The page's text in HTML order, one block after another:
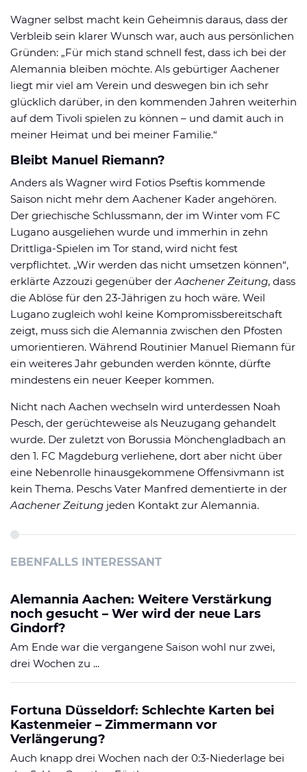
Wagner selbst macht kein Geheimnis daraus, dass der
Verbleib sein klarer Wunsch war, auch aus persönlichen
Gründen: „Für mich stand schnell fest, dass ich bei der
Alemannia bleiben möchte. Als gebürtiger Aachener
liegt mir viel am Verein und deswegen bin ich sehr
glücklich darüber, in den kommenden Jahren weiterhin
auf dem Tivoli spielen zu können – und damit auch in
meiner Heimat und bei meiner Familie.“
Bleibt Manuel Riemann?
Anders als Wagner wird Fotios Pseftis kommende
Saison nicht mehr dem Aachener Kader angehören.
Der griechische Schlussmann, der im Winter vom FC
Lugano ausgeliehen wurde und immerhin in zehn
Drittliga-Spielen im Tor stand, wird nicht fest
verpflichtet. „Wir werden das nicht umsetzen können“,
erklärte Azzouzi gegenüber der Aachener Zeitung, dass
die Ablöse für den 23-Jährigen zu hoch wäre. Weil
Lugano zugleich wohl keine Kompromissbereitschaft
zeigt, muss sich die Alemannia zwischen den Pfosten
umorientieren. Während Routinier Manuel Riemann für
ein weiteres Jahr gebunden werden könnte, dürfte
mindestens ein neuer Keeper kommen.
Nicht nach Aachen wechseln wird unterdessen Noah
Pesch, der gerüchteweise als Neuzugang gehandelt
wurde. Der zuletzt von Borussia Mönchengladbach an
den 1. FC Magdeburg verliehene, dort aber nicht über
eine Nebenrolle hinausgekommene Offensivmann ist
kein Thema. Peschs Vater Manfred dementierte in der
Aachener Zeitung jeden Kontakt zur Alemannia.
EBENFALLS INTERESSANT
Alemannia Aachen: Weitere Verstärkung
noch gesucht – Wer wird der neue Lars
Gindorf?
Am Ende war die vergangene Saison wohl nur zwei,
drei Wochen zu ...
Fortuna Düsseldorf: Schlechte Karten bei
Kastenmeier – Zimmermann vor
Verlängerung?
Auch knapp drei Wochen nach der 0:3-Niederlage bei